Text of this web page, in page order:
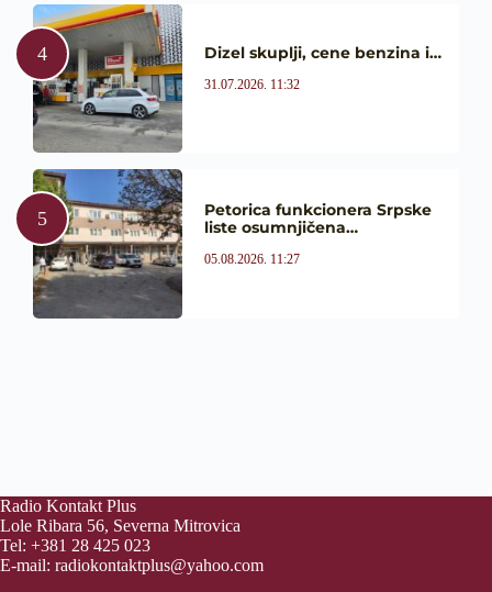
Dizel skuplji, cene benzina i…
31.07.2026. 11:32
Petorica funkcionera Srpske
liste osumnjičena…
05.08.2026. 11:27
Radio Kontakt Plus
Lole Ribara 56, Severna Mitrovica
Tel: +381 28 425 023
E-mail: radiokontaktplus@yahoo.com